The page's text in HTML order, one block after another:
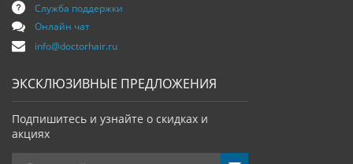
Служба поддержки
Онлайн чат
info@doctorhair.ru
ЭКСКЛЮЗИВНЫЕ ПРЕДЛОЖЕНИЯ
Подпишитесь и узнайте о скидках и
акциях